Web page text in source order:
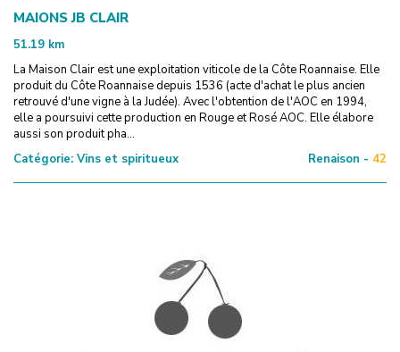
MAIONS JB CLAIR
51.19 km
La Maison Clair est une exploitation viticole de la Côte Roannaise. Elle
produit du Côte Roannaise depuis 1536 (acte d'achat le plus ancien
retrouvé d'une vigne à la Judée). Avec l'obtention de l'AOC en 1994,
elle a poursuivi cette production en Rouge et Rosé AOC. Elle élabore
aussi son produit pha...
Catégorie: Vins et spiritueux Renaison - 42